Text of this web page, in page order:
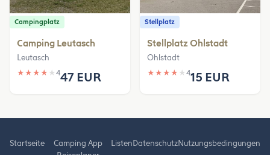
Campingplatz
Camping Leutasch
Leutasch
★ ★ ★ ★ ★ 447 EUR
Stellplatz
Stellplatz Ohlstadt
Ohlstadt
★ ★ ★ ★ ★ 415 EUR
Startseite
Camping App
Listen DatenschutzNutzungsbedingungen